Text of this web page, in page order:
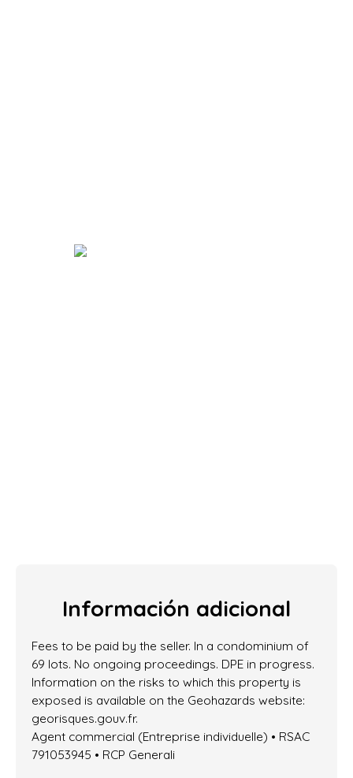
Información adicional
Fees to be paid by the seller. In a condominium of
69 lots. No ongoing proceedings. DPE in progress.
Information on the risks to which this property is
exposed is available on the Geohazards website:
georisques.gouv.fr.
Agent commercial (Entreprise individuelle) • RSAC
791053945 • RCP Generali